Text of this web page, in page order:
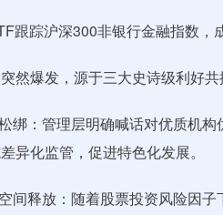
跟踪沪深300非银行金融指数，
然爆发，源于三大史诗级利好共
绑：管理层明确喊话对优质机
异化监管，促进特色化发展。
间释放：随着股票投资风险因